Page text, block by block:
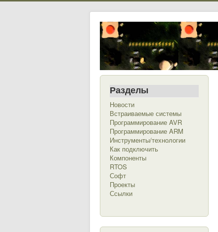
Разделы
Новости
Встраиваемые системы
Программирование AVR
Программирование ARM
Инструменты/технологии
Как подключить
Компоненты
RTOS
Софт
Проекты
Ссылки